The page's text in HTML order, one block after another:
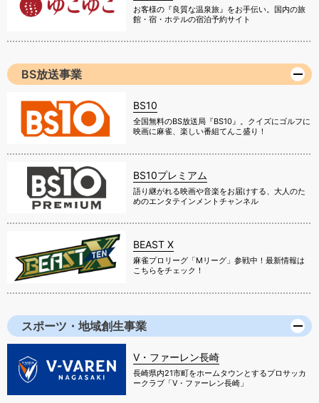
お客様の『良質な温泉旅』をお手伝い。国内の旅
館・宿・ホテルの宿泊予約サイト
BS放送事業
BS10
全国無料のBS放送局『BS10』。クイズにゴルフに
映画に麻雀、楽しい番組てんこ盛り！
BS10プレミアム
語り継がれる映画や音楽をお届けする、大人のた
めのエンタテインメントチャンネル
BEAST X
麻雀プロリーグ「Mリーグ」参戦中！最新情報は
こちらをチェック！
スポーツ・地域創生事業
V・ファーレン長崎
長崎県内21市町をホームタウンとするプロサッカ
ークラブ「V・ファーレン長崎」